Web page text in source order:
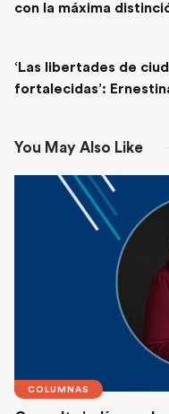
con la máxima
‘Las libertades de
fortalecidas’:
You May Also Like
COLUMNAS